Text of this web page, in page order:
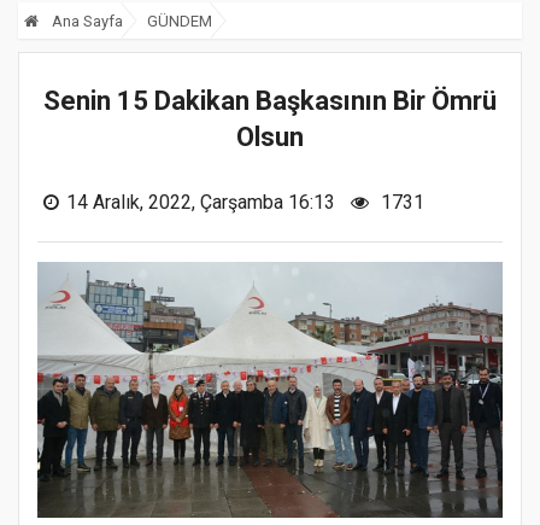
Ana Sayfa GÜNDEM
Senin 15 Dakikan Başkasının Bir Ömrü
Olsun
14 Aralık, 2022, Çarşamba 16:13 1731